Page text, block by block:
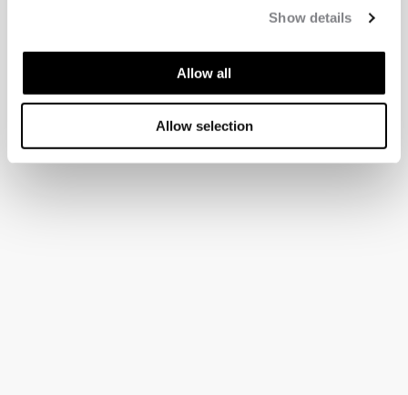
Show details
Allow all
Allow selection